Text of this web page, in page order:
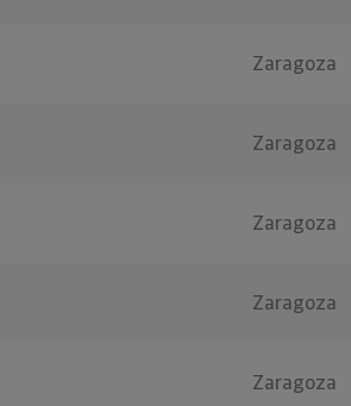
Zaragoza
Zaragoza
Zaragoza
Zaragoza
Zaragoza